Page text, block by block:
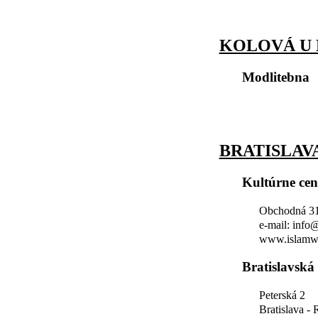
KOLOVÁ U
Modlitebna
Kultúrne
Obchodná
e-mail:
Peterská 2
Bratislava -